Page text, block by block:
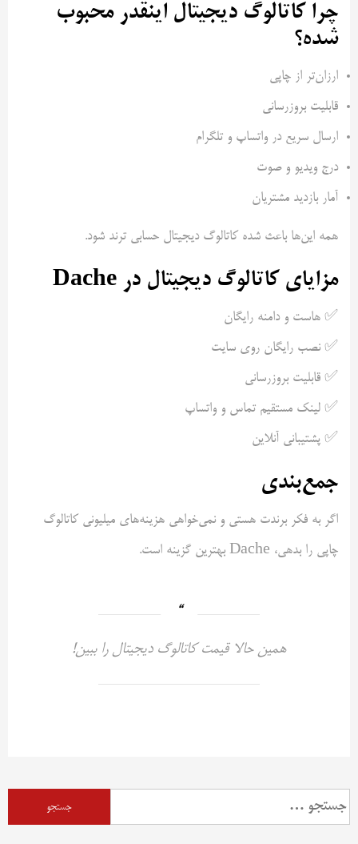
چرا کاتالوگ دیجیتال اینقدر محبوب
شده؟
ارزان‌تر از چاپی
قابلیت بروزرسانی
ارسال سریع در واتساپ و تلگرام
درج ویدیو و صوت
آمار بازدید مشتریان
همه این‌ها باعث شده کاتالوگ دیجیتال حسابی ترند شود.
مزایای کاتالوگ دیجیتال در Dache
✅ هاست و دامنه رایگان
✅ نصب رایگان روی سایت
✅ قابلیت بروزرسانی
✅ لینک مستقیم تماس و واتساپ
✅ پشتیبانی آنلاین
جمع‌بندی
اگر به فکر برندت هستی و نمی‌خواهی هزینه‌های میلیونی کاتالوگ
چاپی را بدهی، Dache بهترین گزینه است.
همین حالا قیمت کاتالوگ دیجیتال را ببین!
جستجو
برای: